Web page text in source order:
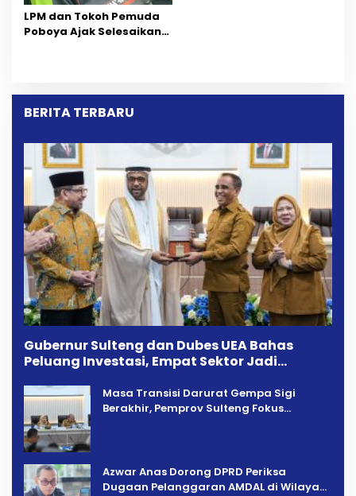
LPM dan Tokoh Pemuda
Poboya Ajak Selesaikan
BERITA TERBARU
Gubernur Sulteng dan Dubes UEA Bahas
Peluang Investasi, Empat Sektor Jadi
Masa Transisi Darurat Gempa Sigi
Berakhir, Pemprov Sulteng Fokus
Azwar Anas Dorong DPRD Periksa
Dugaan Pelanggaran AMDAL di Wilayah